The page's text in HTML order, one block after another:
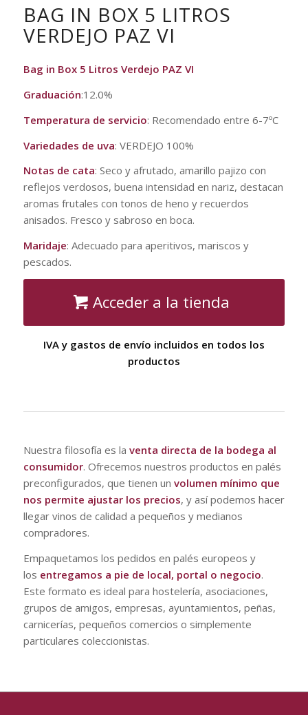
BAG IN BOX 5 LITROS
VERDEJO PAZ VI
Bag in Box 5 Litros Verdejo PAZ VI
Graduación:12.0%
Temperatura de servicio: Recomendado entre 6-7ºC
Variedades de uva: VERDEJO 100%
Notas de cata: Seco y afrutado, amarillo pajizo con
reflejos verdosos, buena intensidad en nariz, destacan
aromas frutales con tonos de heno y recuerdos
anisados. Fresco y sabroso en boca.
Maridaje: Adecuado para aperitivos, mariscos y
pescados.
Acceder a la tienda
IVA y gastos de envío incluidos en todos los
productos
Nuestra filosofía es la venta directa de la bodega al
consumidor. Ofrecemos nuestros productos en palés
preconfigurados, que tienen un volumen mínimo que
nos permite ajustar los precios, y así podemos hacer
llegar vinos de calidad a pequeños y medianos
compradores.
Empaquetamos los pedidos en palés europeos y
los entregamos a pie de local, portal o negocio.
Este formato es ideal para hostelería, asociaciones,
grupos de amigos, empresas, ayuntamientos, peñas,
carnicerías, pequeños comercios o simplemente
particulares coleccionistas.